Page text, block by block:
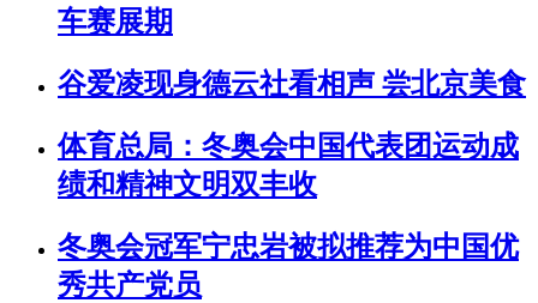
车赛展期
谷爱凌现身德云社看相声 尝北京美食
体育总局：冬奥会中国代表团运动成
绩和精神文明双丰收
冬奥会冠军宁忠岩被拟推荐为中国优
秀共产党员